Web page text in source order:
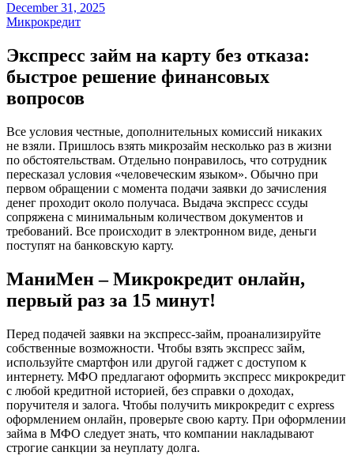
December 31, 2025
Микрокредит
Экспресс займ на карту без отказа:
быстрое решение финансовых
вопросов
Все условия честные, дополнительных комиссий никаких
не взяли. Пришлось взять микрозайм несколько раз в жизни
по обстоятельствам. Отдельно понравилось, что сотрудник
пересказал условия «человеческим языком». Обычно при
первом обращении с момента подачи заявки до зачисления
денег проходит около получаса. Выдача экспресс ссуды
сопряжена с минимальным количеством документов и
требований. Все происходит в электронном виде, деньги
поступят на банковскую карту.
МаниМен – Микрокредит онлайн,
первый раз за 15 минут!
Перед подачей заявки на экспресс-займ, проанализируйте
собственные возможности. Чтобы взять экспресс займ,
используйте смартфон или другой гаджет с доступом к
интернету. МФО предлагают оформить экспресс микрокредит
с любой кредитной историей, без справки о доходах,
поручителя и залога. Чтобы получить микрокредит с express
оформлением онлайн, проверьте свою карту. При оформлении
займа в МФО следует знать, что компании накладывают
строгие санкции за неуплату долга.